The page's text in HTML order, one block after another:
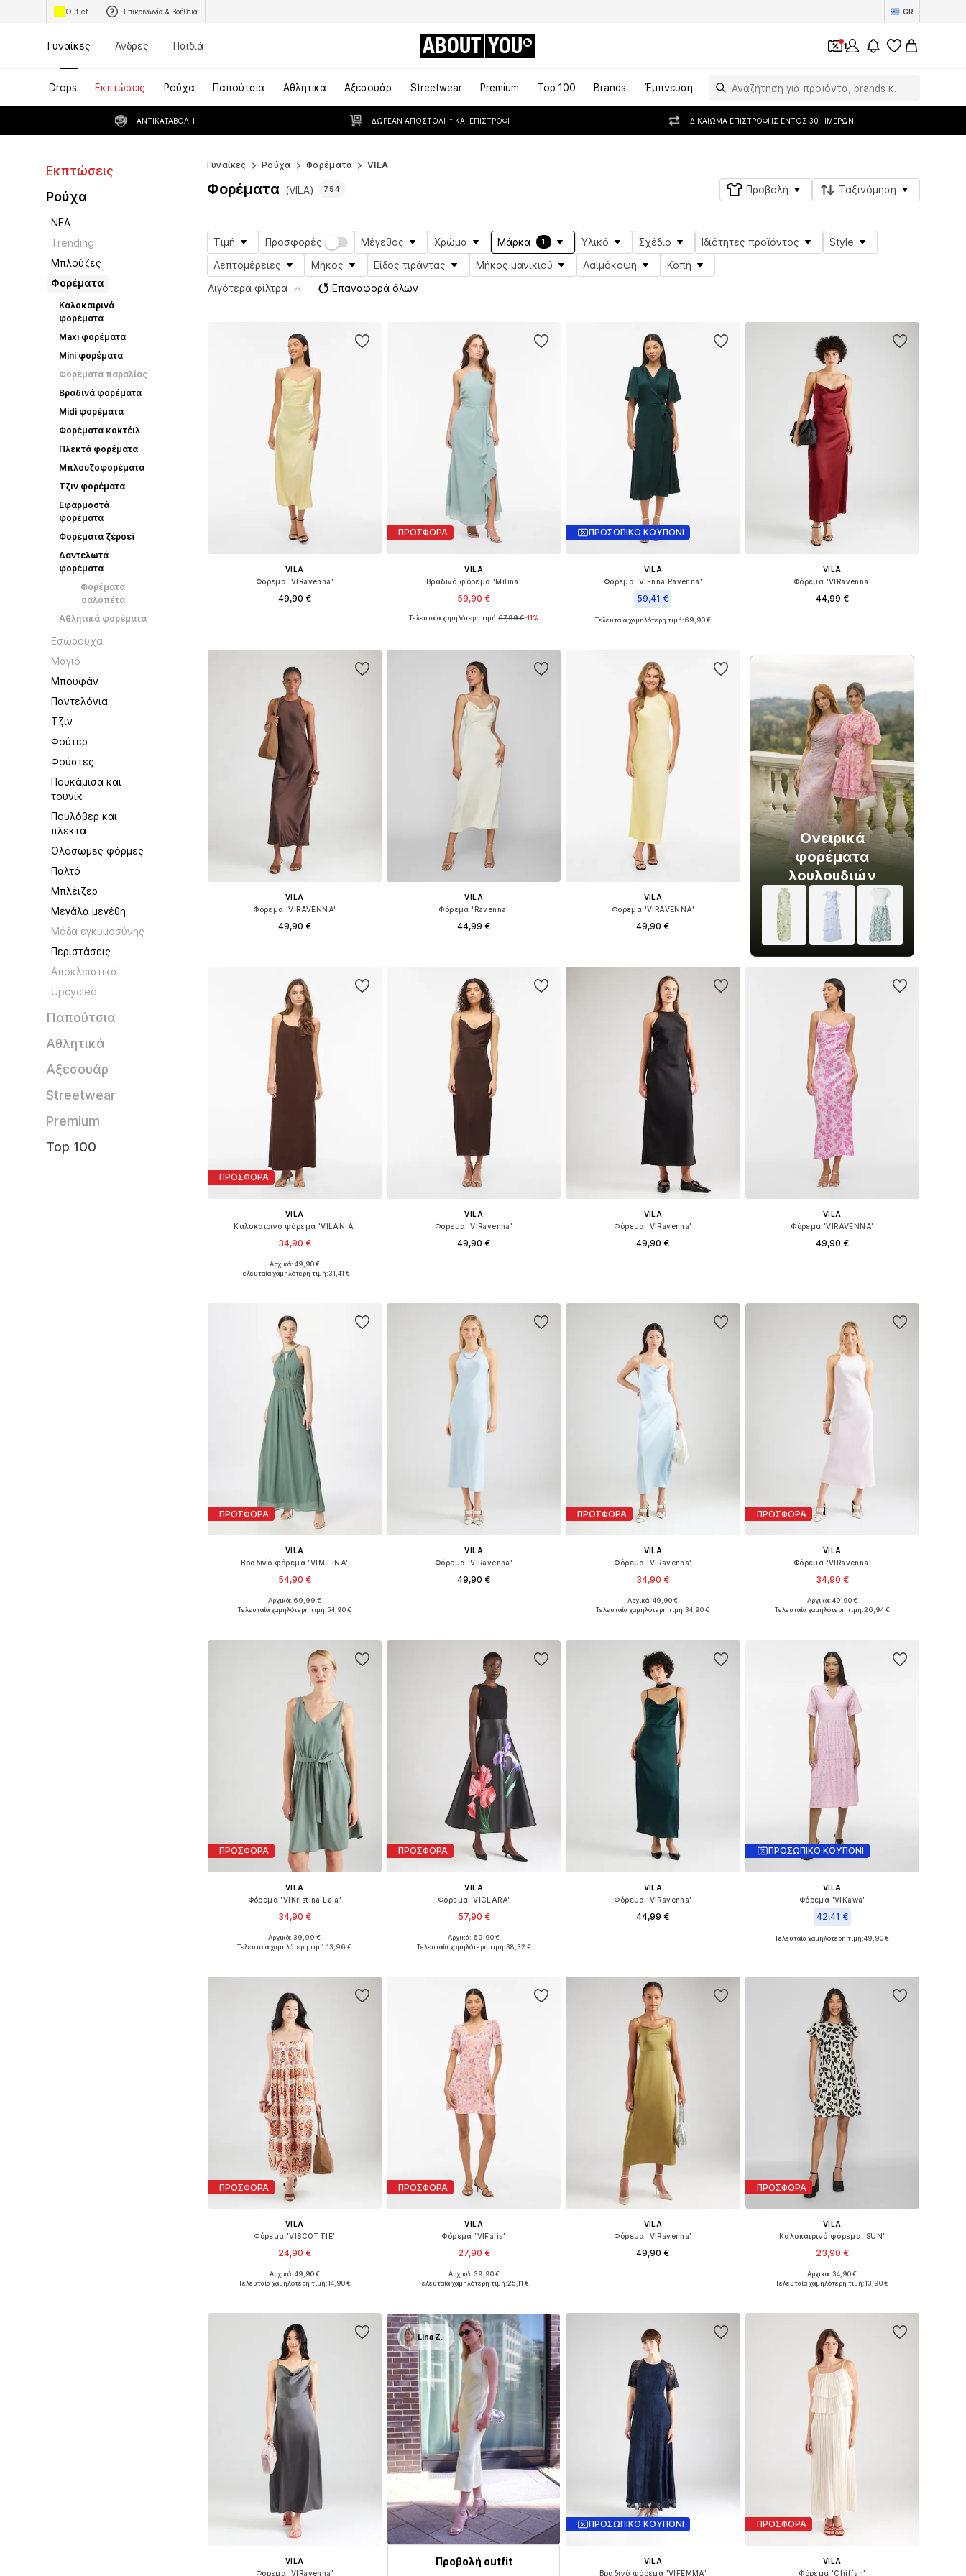
Outlet Επικοινωνία & Βοήθεια GR
Γυναίκες Άνδρες Παιδιά ABOUT YOU 1
Drops Εκπτώσεις Ρούχα Παπούτσια Αθλητικά Αξεσουάρ Streetwear Premium Top 100 Brands Έμπνευση
ΑΝΤΙΚΑΤΑΒΟΛΉ ΔΩΡΕΆΝ ΑΠΟΣΤΟΛΉ* ΚΑΙ ΕΠΙΣΤΡΟΦΉ ΔΙΚΑΊΩΜΑ ΕΠΙΣΤΡΟΦΉΣ ΕΝΤΌΣ 30 ΗΜΕΡΏΝ
Εκπτώσεις
Ρούχα
ΝΕΑ
Trending
Μπλούζες
Φορέματα
Καλοκαιρινά
φορέματα
Maxi φορέματα
Mini φορέματα
Φορέματα παραλίας
Βραδινά φορέματα
Midi φορέματα
Φορέματα κοκτέιλ
Πλεκτά φορέματα
Μπλουζοφορέματα
Τζιν φορέματα
Εφαρμοστά
φορέματα
Φορέματα ζέρσεϊ
Δαντελωτά
φορέματα
Φορέματα
σαλοπέτα
Αθλητικά φορέματα
Εσώρουχα
Μαγιό
Μπουφάν
Παντελόνια
Τζιν
Φούτερ
Φούστες
Πουκάμισα και
τουνίκ
Πουλόβερ και
πλεκτά
Ολόσωμες φόρμες
Παλτό
Μπλέιζερ
Μεγάλα μεγέθη
Μόδα εγκυμοσύνης
Περιστάσεις
Aποκλειστικά
Upcycled
Παπούτσια
Αθλητικά
Αξεσουάρ
Streetwear
Premium
Top 100
Γυναίκες Ρούχα Φορέματα VILA
Φορέματα (VILA) 754 Προβολή Ταξινόμηση
Τιμή Προσφορές Μέγεθος Χρώμα Μάρκα 1 Υλικό Σχέδιο Ιδιότητες προϊόντος
Style
Λεπτομέρειες
Μήκος Είδος τιράντας Μήκος μανικιού Λαιμόκοψη
Κοπή
Λιγότερα φίλτρα
Επαναφορά όλων
VILA
Φόρεμα 'VIRavenna'
49,90 €
ΠΡΟΣΦΟΡΑ
VILA
Βραδινό φόρεμα 'Milina'
59,90 €
Διαθέσιμο σε πολλά μεγέθη
Τελευταία χαμηλότερη τιμή:67,99 €-11%
ΠΡΟΣΩΠΙΚΟ ΚΟΥΠΟΝΙ
VILA
Φόρεμα 'VIEnna Ravenna'
59,41 €
Διαθέσιμα μεγέθη: 34, 36, 38, 42
Τελευταία χαμηλότερη τιμή:69,90 €
VILA
Φόρεμα 'VIRavenna'
44,99 €
VILA
Φόρεμα 'VIRAVENNA'
49,90 €
VILA
Φόρεμα 'Ravenna'
44,99 €
VILA
Φόρεμα 'VIRAVENNA'
49,90 €
Ονειρικά
φορέματα
λουλουδιών
ΠΡΟΣΦΟΡΑ
VILA
Καλοκαιρινό φόρεμα 'VILANIA'
34,90 €
Διαθέσιμα μεγέθη: 34, 36, 38, 40, 42, 44
Αρχικά: 49,90 €
Τελευταία χαμηλότερη τιμή:31,41 €
VILA
Φόρεμα 'VIRavenna'
49,90 €
VILA
Φόρεμα 'VIRavenna'
49,90 €
VILA
Φόρεμα 'VIRAVENNA'
49,90 €
ΠΡΟΣΦΟΡΑ
VILA
Βραδινό φόρεμα 'VIMILINA'
54,90 €
+12
Διαθέσιμα μεγέθη: 34, 36, 38, 40, 42
Αρχικά: 69,99 €
Τελευταία χαμηλότερη τιμή:54,90 €
VILA
Φόρεμα 'VIRavenna'
49,90 €
ΠΡΟΣΦΟΡΑ
VILA
Φόρεμα 'VIRavenna'
34,90 €
+19
Διαθέσιμα μεγέθη: 34, 36, 38, 40, 42, 44
Αρχικά: 49,90 €
Τελευταία χαμηλότερη τιμή:34,90 €
ΠΡΟΣΦΟΡΑ
VILA
Φόρεμα 'VIRavenna'
34,90 €
+6
Διαθέσιμα μεγέθη: 34, 36, 38, 40, 42, 44
Αρχικά: 49,90 €
Τελευταία χαμηλότερη τιμή:26,94 €
ΠΡΟΣΦΟΡΑ
VILA
Φόρεμα 'VIKristina Laia'
34,90 €
+ 3
Διαθέσιμα μεγέθη: 34, 36, 38, 40, 42, 44
Αρχικά: 39,99 €
Τελευταία χαμηλότερη τιμή:13,96 €
ΠΡΟΣΦΟΡΑ
VILA
Φόρεμα 'VICLARA'
57,90 €
Διαθέσιμα μεγέθη: 34, 36, 38, 40
Αρχικά: 69,90 €
Τελευταία χαμηλότερη τιμή:38,32 €
VILA
Φόρεμα 'VIRavenna'
44,99 €
ΠΡΟΣΩΠΙΚΟ ΚΟΥΠΟΝΙ
VILA
Φόρεμα 'VIKawa'
42,41 €
Διαθέσιμα μεγέθη: 34, 36, 38, 40, 42, 44
Τελευταία χαμηλότερη τιμή:49,90 €
ΠΡΟΣΦΟΡΑ
VILA
Φόρεμα 'VISCOTTIE'
24,90 €
Διαθέσιμα μεγέθη: 34, 36, 38, 40
Αρχικά: 49,90 €
Τελευταία χαμηλότερη τιμή:14,90 €
ΠΡΟΣΦΟΡΑ
VILA
Φόρεμα 'VIFalia'
27,90 €
+2
Διαθέσιμα μεγέθη: 34, 36, 38, 40, 42, 44
Αρχικά: 39,90 €
Τελευταία χαμηλότερη τιμή:25,11 €
VILA
Φόρεμα 'VIRavenna'
49,90 €
ΠΡΟΣΦΟΡΑ
VILA
Καλοκαιρινό φόρεμα 'SUN'
23,90 €
+2
Διαθέσιμα μεγέθη: 34, 36, 38, 40
Αρχικά: 34,90 €
Τελευταία χαμηλότερη τιμή:13,90 €
VILA
Φόρεμα 'VIRavenna'
Lina Z.
Προβολή outfit
ΠΡΟΣΩΠΙΚΟ ΚΟΥΠΟΝΙ
VILA
Βραδινό φόρεμα 'VIFEMMA'
ΠΡΟΣΦΟΡΑ
VILA
Φόρεμα 'Chiffan'